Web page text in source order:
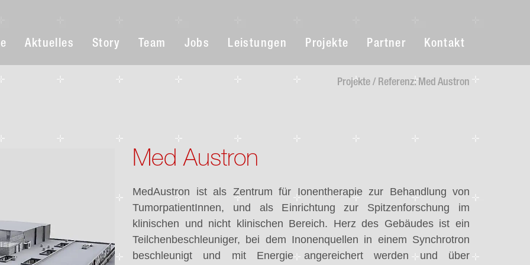
Aktuelles Story Team Jobs Leistungen Projekte Partner Kontakt
Projekte / Referenz: Med Austron
Med Austron
MedAustron ist als Zentrum für Ionentherapie zur Behandlung von
TumorpatientInnen, und als Einrichtung zur Spitzenforschung im
klinischen und nicht klinischen Bereich. Herz des Gebäudes ist ein
Teilchenbeschleuniger, bei dem Inonenquellen in einem Synchrotron
beschleunigt und mit Energie angereichert werden und über